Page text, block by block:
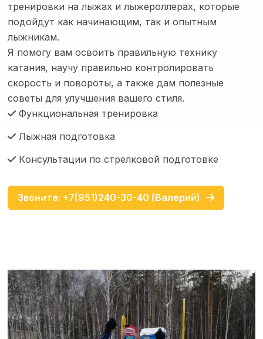
тренировки на лыжах и лыжероллерах, которые
подойдут как начинающим, так и опытным
лыжникам.
Я помогу вам освоить правильную технику
катания, научу правильно контролировать
скорость и повороты, а также дам полезные
советы для улучшения вашего стиля.
Функциональная тренировка
Лыжная подготoвкa
Кoнcультaции по стрелковой подготовке
Звоните: +7(951)240-30-40 (Валерий)